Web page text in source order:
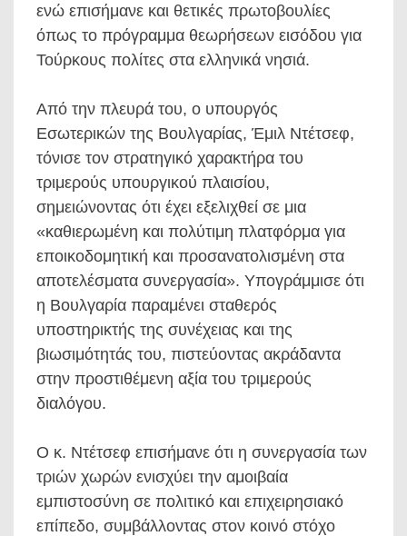
ενώ επισήμανε και θετικές πρωτοβουλίες
όπως το πρόγραμμα θεωρήσεων εισόδου για
Τούρκους πολίτες στα ελληνικά νησιά.
Από την πλευρά του, ο υπουργός
Εσωτερικών της Βουλγαρίας, Έμιλ Ντέτσεφ,
τόνισε τον στρατηγικό χαρακτήρα του
τριμερούς υπουργικού πλαισίου,
σημειώνοντας ότι έχει εξελιχθεί σε μια
«καθιερωμένη και πολύτιμη πλατφόρμα για
εποικοδομητική και προσανατολισμένη στα
αποτελέσματα συνεργασία». Υπογράμμισε ότι
η Βουλγαρία παραμένει σταθερός
υποστηρικτής της συνέχειας και της
βιωσιμότητάς του, πιστεύοντας ακράδαντα
στην προστιθέμενη αξία του τριμερούς
διαλόγου.
Ο κ. Ντέτσεφ επισήμανε ότι η συνεργασία των
τριών χωρών ενισχύει την αμοιβαία
εμπιστοσύνη σε πολιτικό και επιχειρησιακό
επίπεδο, συμβάλλοντας στον κοινό στόχο